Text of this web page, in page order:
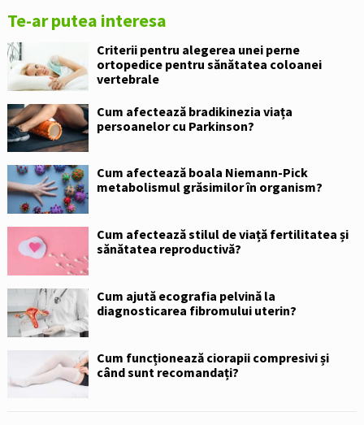
Te-ar putea interesa
Criterii pentru alegerea unei perne
ortopedice pentru sănătatea coloanei
vertebrale
Cum afectează bradikinezia viața
persoanelor cu Parkinson?
Cum afectează boala Niemann-Pick
metabolismul grăsimilor în organism?
Cum afectează stilul de viață fertilitatea și
sănătatea reproductivă?
Cum ajută ecografia pelvină la
diagnosticarea fibromului uterin?
Cum funcționează ciorapii compresivi și
când sunt recomandați?